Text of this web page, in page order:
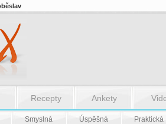
Recepty Ankety
Smyslná Úspěšná Praktická